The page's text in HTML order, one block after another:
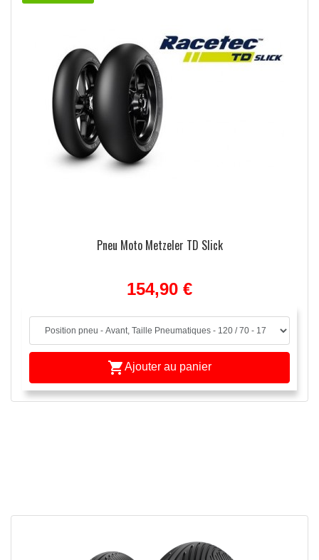
Pneu Moto Metzeler TD Slick
154,90 €
Ajouter au panier